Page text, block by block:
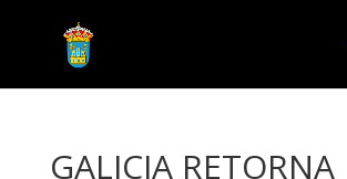
GALICIA RETORNA